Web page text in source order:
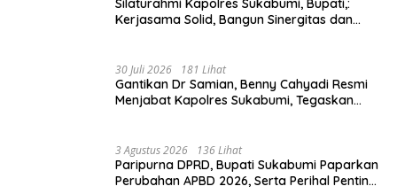
Silaturahmi Kapolres Sukabumi, Bupati,:
Kerjasama Solid, Bangun Sinergitas dan
30 Juli 2026 181 Lihat
Gantikan Dr Samian, Benny Cahyadi Resmi
Menjabat Kapolres Sukabumi, Tegaskan
3 Agustus 2026 136 Lihat
Paripurna DPRD, Bupati Sukabumi Paparkan
Perubahan APBD 2026, Serta Perihal Penting